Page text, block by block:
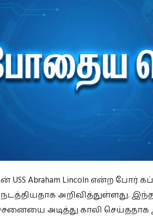
Abraham Lincoln என்ற போர்
அறிவித்துள்ளது.
அடித்து காலி செய்ததாக